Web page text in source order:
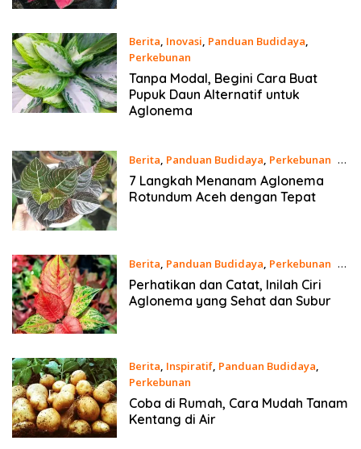
Berita, Inovasi, Panduan Budidaya,
Perkebunan
23 Juni 2024
Tanpa Modal, Begini Cara Buat
Pupuk Daun Alternatif untuk
Aglonema
Berita, Panduan Budidaya, Perkebunan 22
Juni 2024
7 Langkah Menanam Aglonema
Rotundum Aceh dengan Tepat
Berita, Panduan Budidaya, Perkebunan 21
Juni 2024
Perhatikan dan Catat, Inilah Ciri
Aglonema yang Sehat dan Subur
Berita, Inspiratif, Panduan Budidaya,
Perkebunan
20 Juni 2024
Coba di Rumah, Cara Mudah Tanam
Kentang di Air